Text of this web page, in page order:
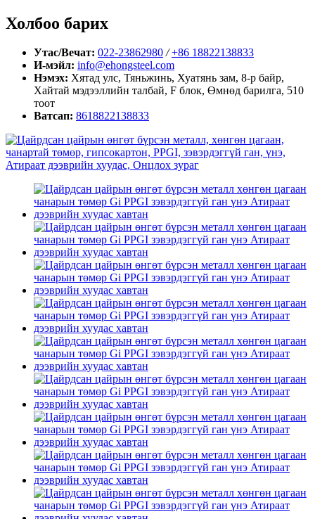
Холбоо барих
Утас/Вечат: 022-23862980 / +86 18822138833
И-мэйл: info@ehongsteel.com
Нэмэх: Хятад улс, Тяньжинь, Хуатянь зам, 8-р байр,
Хайтай мэдээллийн талбай, F блок, Өмнөд барилга, 510
тоот
Ватсап: 8618822138833